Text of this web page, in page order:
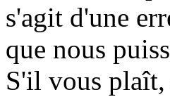
s'agit d'une
que nous
S'il vous